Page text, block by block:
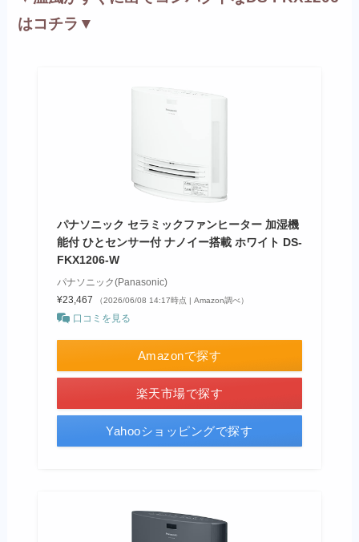
はコチラ▼
パナソニック セラミックファンヒーター 加湿機
能付 ひとセンサー付 ナノイー搭載 ホワイト DS-
FKX1206-W
パナソニック(Panasonic)
¥23,467
（2026/06/08 14:17時点 | Amazon調べ）
口コミを見る
Amazonで探す
楽天市場で探す
Yahooショッピングで探す